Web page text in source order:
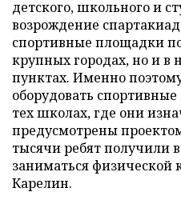
детского, школьного и
возрождение
спортивные площадки
крупных городах, но и в
пунктах. Именно
оборудовать
тех школах, где они
предусмотрены
тысячи ребят получили
заниматься физической
Карелин.